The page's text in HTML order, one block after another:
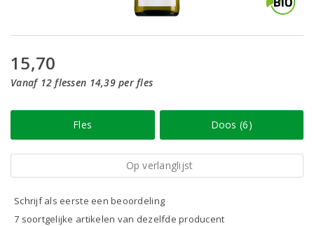
15,70
Vanaf 12 flessen 14,39 per fles
Fles Doos (6)
Op verlanglijst
Schrijf als eerste een beoordeling
7 soortgelijke artikelen van dezelfde producent